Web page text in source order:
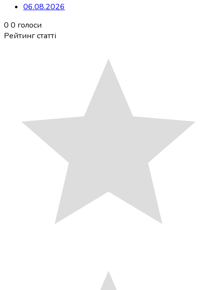
06.08.2026
0 0 голоси
Рейтинг статті